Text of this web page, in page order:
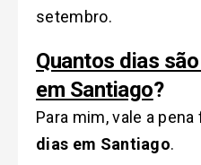
setembro.
Quantos dias
em Santiago?
Para mim, vale a
dias em Santiago.